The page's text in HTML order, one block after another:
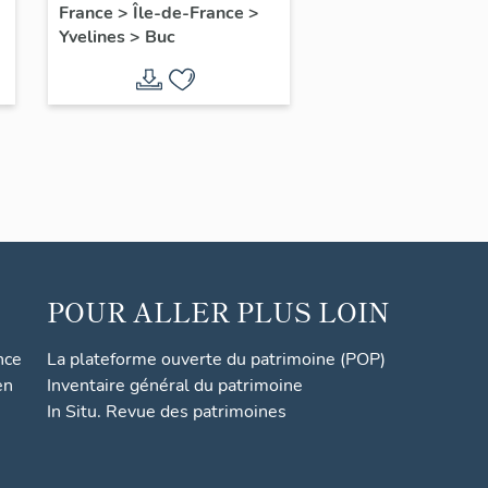
France > Île-de-France >
Yvelines> Buc
POUR ALLER PLUS LOIN
La plateforme ouverte du patrimoine (POP)
Inventaire général du patrimoine
In Situ. Revue des patrimoines